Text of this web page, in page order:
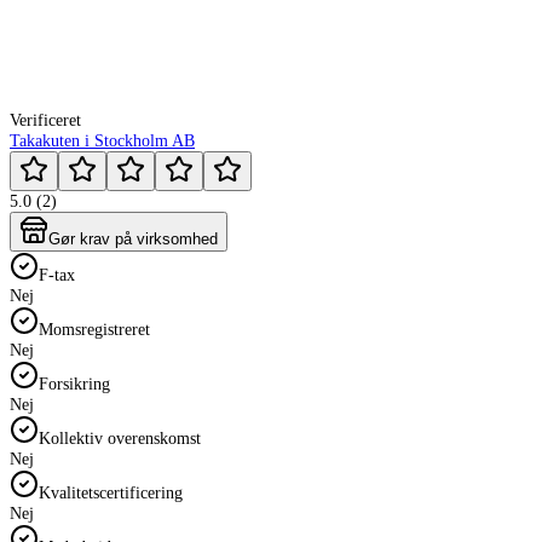
Verificeret
Takakuten i Stockholm AB
5.0 (2)
Gør krav på virksomhed
F-tax
Nej
Momsregistreret
Nej
Forsikring
Nej
Kollektiv overenskomst
Nej
Kvalitetscertificering
Nej